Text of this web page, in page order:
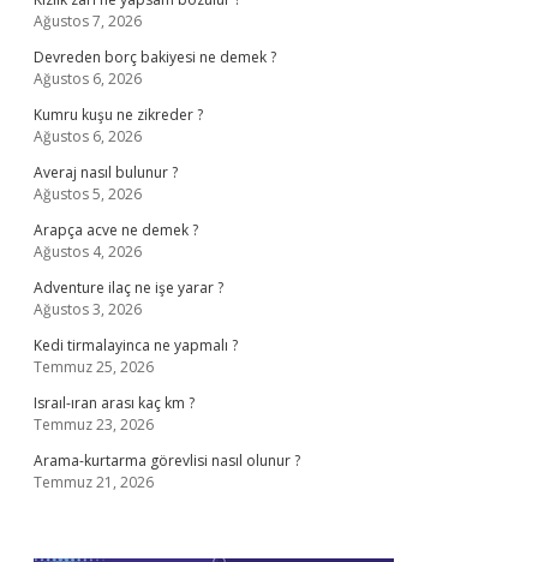
Ağustos 7, 2026
Devreden borç bakiyesi ne demek ?
Ağustos 6, 2026
Kumru kuşu ne zikreder ?
Ağustos 6, 2026
Averaj nasıl bulunur ?
Ağustos 5, 2026
Arapça acve ne demek ?
Ağustos 4, 2026
Adventure ilaç ne işe yarar ?
Ağustos 3, 2026
Kedi tirmalayinca ne yapmalı ?
Temmuz 25, 2026
Israıl-ıran arası kaç km ?
Temmuz 23, 2026
Arama-kurtarma görevlisi nasıl olunur ?
Temmuz 21, 2026